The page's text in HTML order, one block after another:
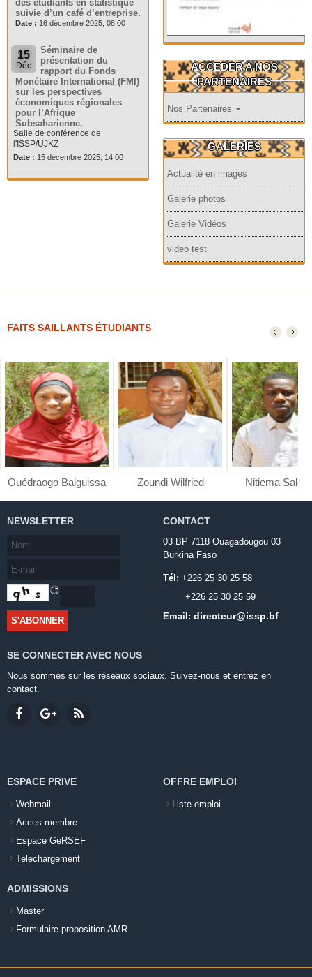
des étudiants en statistique
suivie d’un café d’entreprise.
Date : 16 décembre 2025, 08:00
15
Déc
Séminaire de
présentation du
rapport du Fonds
Monétaire International (FMI)
sur les perspectives
économiques régionales
pour l’Afrique
Subsaharienne.
Salle de conférence de
l'ISSP/UJKZ
Date : 15 décembre 2025, 14:00
ACCEDER A NOS
PARTENAIRES
Nos Partenaires
GALERIES
Actualité en images
Galerie photos
Galerie Vidéos
video test
FAITS SAILLANTS ÉTUDIANTS
Ouédraogo Balguissa Zoundi Wilfried Nitiema
NEWSLETTER CONTACT
03 BP 7118 Ouagadougou 03
Burkina Faso
Tél: +226 25 30 25 58
+226 25 30 25 59
Email: directeur@issp.bf
SE CONNECTER AVEC NOUS
Nous sommes sur les réseaux sociaux. Suivez-nous et entrez en
contact.
ESPACE PRIVE
Webmail
Acces membre
Espace GeRSEF
Telechargement
OFFRE EMPLOI
Liste emploi
ADMISSIONS
Master
Formulaire proposition AMR